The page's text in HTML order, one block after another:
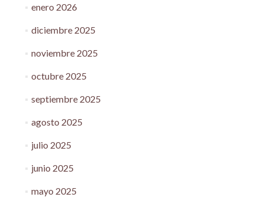
enero 2026
diciembre 2025
noviembre 2025
octubre 2025
septiembre 2025
agosto 2025
julio 2025
junio 2025
mayo 2025